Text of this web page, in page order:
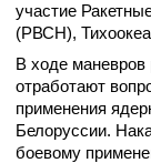
участие
(РВСН),
В ходе маневров
отработают
применения
Белоруссии.
боевому